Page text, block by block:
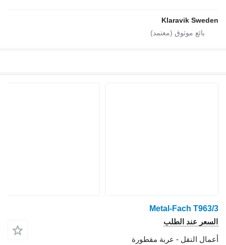
Klaravik Sweden
Metal-Fach T963/3
السعر عند الطلب
أعمال النقل - عربة مقطورة